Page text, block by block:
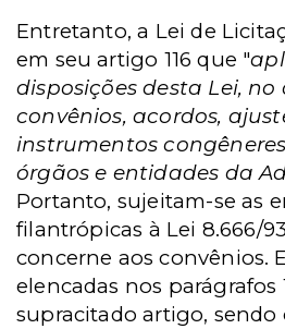
Entretanto, a Lei de
em seu artigo 116 que "
disposições desta Lei, no
convênios, acordos,
instrumentos
órgãos e entidades da
Portanto, sujeitam-se as
filantrópicas à Lei 8.666/
concerne aos convênios.
elencadas nos parágrafos
supracitado artigo, sendo